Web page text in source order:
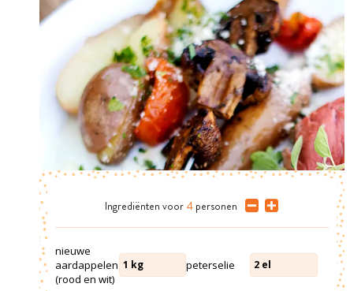
Ingrediënten voor 4 personen
nieuwe
aardappelen
(rood en wit)
1 kg peterselie 2 el